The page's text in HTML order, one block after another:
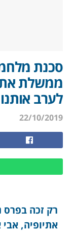
סכנת
ממשלת
לערב
22/10/2019
רק זכה בפרס
אתיופיה,